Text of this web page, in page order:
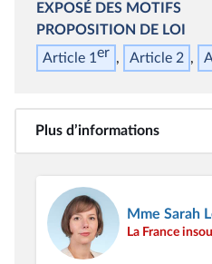
EXPOSÉ DES MOTIFS
PROPOSITION DE LOI
Article 1er Article 2
Plus d’informations
Mme Sarah
La France